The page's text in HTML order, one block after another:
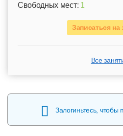
Свободных мест: 1
Записаться на
Все
Залогиньтесь, чтобы